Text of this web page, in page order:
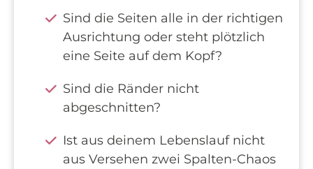
Sind die Seiten alle in der richtigen
Ausrichtung oder steht plötzlich
eine Seite auf dem Kopf?
Sind die Ränder nicht
abgeschnitten?
Ist aus deinem Lebenslauf nicht
aus Versehen zwei Spalten-Chaos